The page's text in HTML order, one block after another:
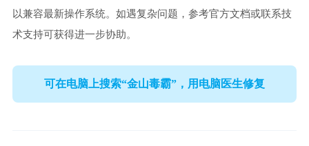
以兼容最新操作系统。如遇复杂问题，参考官方文档或联系技
术支持可获得进一步协助。
可在电脑上搜索“金山毒霸”，用电脑医生修复